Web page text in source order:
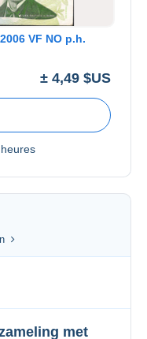
ARGENTINA 50 PESOS LECOP 2006 VF NO p.h.
± 4,49 $US
met